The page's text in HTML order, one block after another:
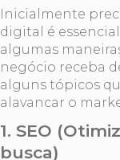
Inicialmente
digital é
algumas
negócio receba
alguns tópicos
alavancar o
1. SEO
busca)